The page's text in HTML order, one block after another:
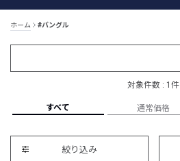
ホーム #バングル
対象件数 : 1件
すべて 通常価格
絞り込み